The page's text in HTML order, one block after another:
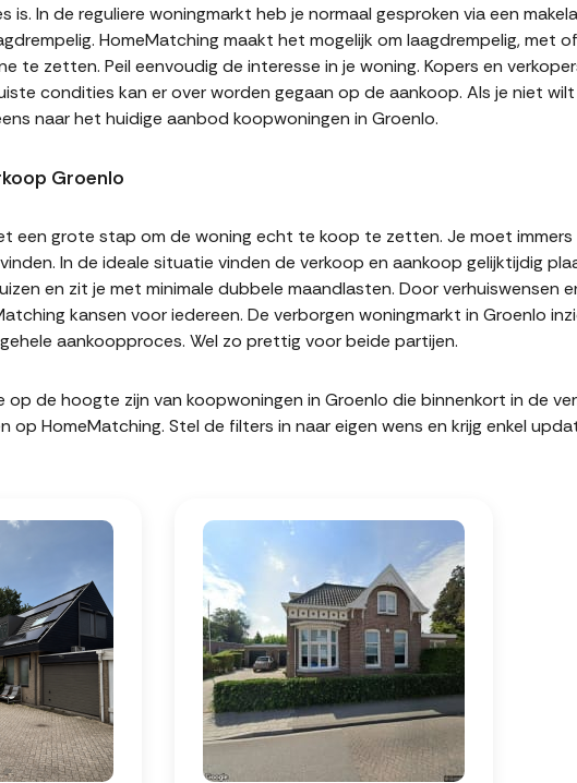
is. In de reguliere woningmarkt heb je normaal gesproken via een
HomeMatching maakt het mogelijk om laagdrempelig, met
te zetten. Peil eenvoudig de interesse in je woning. Kopers en
condities kan er over worden gegaan op de aankoop. Als je niet
naar het huidige aanbod koopwoningen in Groenlo.
Groenlo
een grote stap om de woning echt te koop te zetten. Je moet
In de ideale situatie vinden de verkoop en aankoop gelijktijdig
en zit je met minimale dubbele maandlasten. Door
kansen voor iedereen. De verborgen woningmarkt in Groenlo
aankoopproces. Wel zo prettig voor beide partijen.
op de hoogte zijn van koopwoningen in Groenlo die binnenkort in de
op HomeMatching. Stel de filters in naar eigen wens en krijg enkel